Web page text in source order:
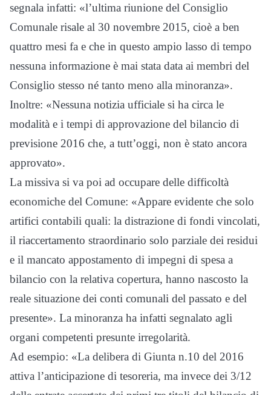
segnala infatti: «l’ultima riunione del Consiglio
Comunale risale al 30 novembre 2015, cioè a ben
quattro mesi fa e che in questo ampio lasso di tempo
nessuna informazione è mai stata data ai membri del
Consiglio stesso né tanto meno alla minoranza».
Inoltre: «Nessuna notizia ufficiale si ha circa le
modalità e i tempi di approvazione del bilancio di
previsione 2016 che, a tutt’oggi, non è stato ancora
approvato».
La missiva si va poi ad occupare delle difficoltà
economiche del Comune: «Appare evidente che solo
artifici contabili quali: la distrazione di fondi vincolati,
il riaccertamento straordinario solo parziale dei residui
e il mancato appostamento di impegni di spesa a
bilancio con la relativa copertura, hanno nascosto la
reale situazione dei conti comunali del passato e del
presente». La minoranza ha infatti segnalato agli
organi competenti presunte irregolarità.
Ad esempio: «La delibera di Giunta n.10 del 2016
attiva l’anticipazione di tesoreria, ma invece dei 3/12